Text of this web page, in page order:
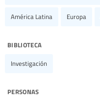
América Latina Europa
biblioteca
Investigación
personas